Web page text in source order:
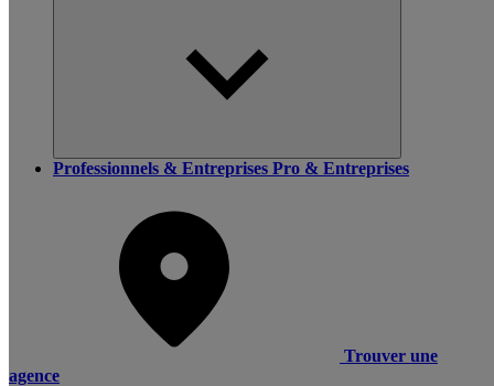
Professionnels & Entreprises Pro & Entreprises
Trouver une
agence